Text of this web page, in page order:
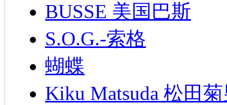
BUSSE 美国巴斯
S.O.G.-索格
蝴蝶
Kiku Matsuda 松田